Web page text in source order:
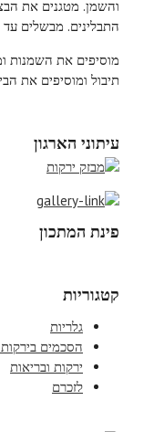
והשמן. מטגנים את
התבלינים. מבשלים
מוסיפים את השמנות
תיבול ומוסיפים את
עיתוני הארגון
פינת המתכון
קטגוריות
גלריות
הסכמים
ירקות ובריאות
לזכרם